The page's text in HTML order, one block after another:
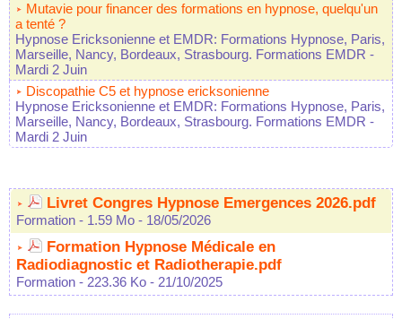
Mutavie pour financer des formations en hypnose, quelqu'un
a tenté ?
Hypnose Ericksonienne et EMDR: Formations Hypnose, Paris,
Marseille, Nancy, Bordeaux, Strasbourg. Formations EMDR -
Mardi 2 Juin
Discopathie C5 et hypnose ericksonienne
Hypnose Ericksonienne et EMDR: Formations Hypnose, Paris,
Marseille, Nancy, Bordeaux, Strasbourg. Formations EMDR -
Mardi 2 Juin
Livret Congres Hypnose Emergences 2026.pdf
Formation - 1.59 Mo - 18/05/2026
Formation Hypnose Médicale en
Radiodiagnostic et Radiotherapie.pdf
Formation - 223.36 Ko - 21/10/2025